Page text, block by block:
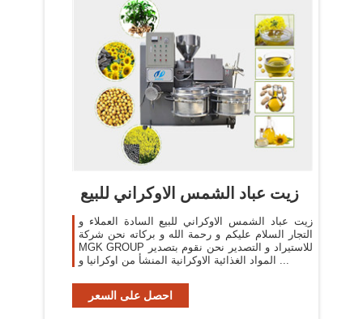
زيت عباد الشمس الاوكراني للبيع
زيت عباد الشمس الاوكراني للبيع السادة العملاء و
التجار السلام عليكم و رحمة الله و بركاته نحن شركة
MGK GROUP للاستيراد و التصدير نحن نقوم بتصدير
المواد الغذائية الاوكرانية المنشأ من اوكرانيا و ...
احصل على السعر